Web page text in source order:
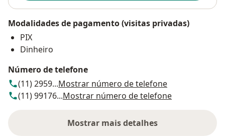
Modalidades de pagamento (visitas privadas)
PIX
Dinheiro
Número de telefone
(11) 2959...Mostrar número de telefone
(11) 99176...Mostrar número de telefone
Mostrar mais detalhes
sobre o endereço